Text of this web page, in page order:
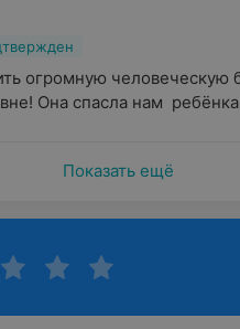
огромную человеческую
Она спасла нам
Показать ещё